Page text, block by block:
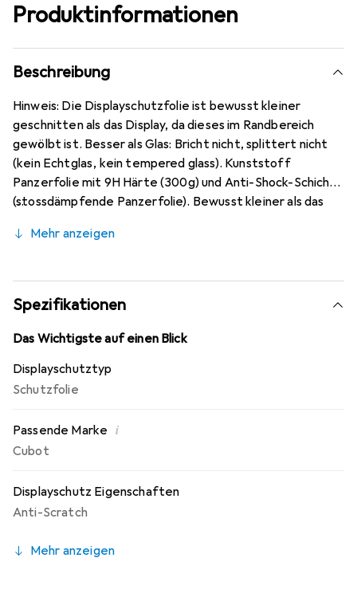
Produktinformationen
Beschreibung
Hinweis: Die Displayschutzfolie ist bewusst kleiner
geschnitten als das Display, da dieses im Randbereich
gewölbt ist. Besser als Glas: Bricht nicht, splittert nicht
(kein Echtglas, kein tempered glass). Kunststoff
Panzerfolie mit 9H Härte (300g) und Anti-Shock-Schicht
(stossdämpfende Panzerfolie). Bewusst kleiner als das
blasenfrei und jederzeit rückstandsfrei zu entfernen
mm dünn, oleophobische Anti-Fingerprint Beschichtung.
10 Jahre Herstellergarantie - Markenprodukt made in
Germany.
Mehr anzeigen
Spezifikationen
Das Wichtigste auf einen Blick
Displayschutztyp
Schutzfolie
Passende Marke i
Cubot
Displayschutz Eigenschaften
Anti-Scratch
Mehr anzeigen